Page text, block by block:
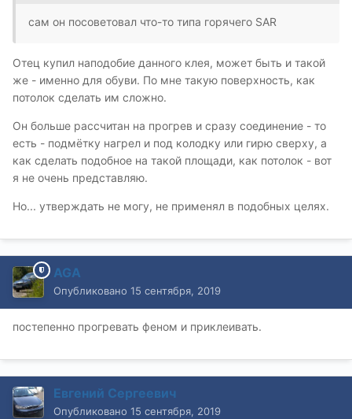
сам он посоветовал что-то типа горячего SAR
Отец купил наподобие данного клея, может быть и такой
же - именно для обуви. По мне такую поверхность, как
потолок сделать им сложно.
Он больше рассчитан на прогрев и сразу соединение - то
есть - подмётку нагрел и под колодку или гирю сверху, а
как сделать подобное на такой площади, как потолок - вот
я не очень представляю.
Но... утверждать не могу, не применял в подобных целях.
AGA
Опубликовано 15 сентября, 2019
постепенно прогревать феном и приклеивать.
Евгений Сергеевич
Опубликовано 15 сентября, 2019